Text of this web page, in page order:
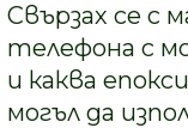
Свързах се с
телефона с
и каква
могъл да